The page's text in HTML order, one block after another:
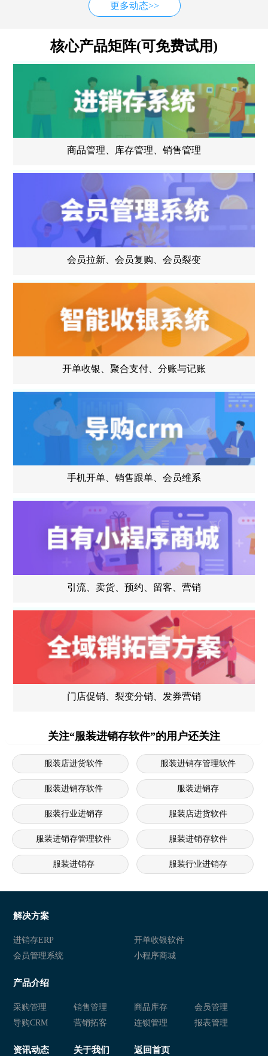
更多动态>>
核心产品矩阵(可免费试用)
商品管理、库存管理、销售管理
会员拉新、会员复购、会员裂变
开单收银、聚合支付、分账与记账
手机开单、销售跟单、会员维系
引流、卖货、预约、留客、营销
门店促销、裂变分销、发券营销
关注“服装进销存软件”的用户还关注
服装店进货软件 服装进销存管理软件
服装进销存软件 服装进销存
服装行业进销存 服装店进货软件
服装进销存管理软件 服装进销存软件
服装进销存 服装行业进销存
服装店进销存软件 服装店连锁管理系统 服装连锁经营软件
连锁服装店进销存软件 服装销售管理系统 服装店管理系统
服装进销存软件 服装管理系统 服
服装行业进销存 服装进销存软件 服装行业管理软件
解决方案
进销存ERP
开单收银软件
会员管理系统
小程序商城
产品介绍
采购管理 销售管理 商品库存
会员管理
导购CRM
营销拓客 连锁管理 报表管理
资讯动态 关于我们 返回首页